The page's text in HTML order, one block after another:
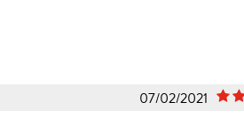
07/02/2021